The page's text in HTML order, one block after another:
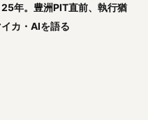
年。豊洲PIT直前、執行猶
カ・AIを語る